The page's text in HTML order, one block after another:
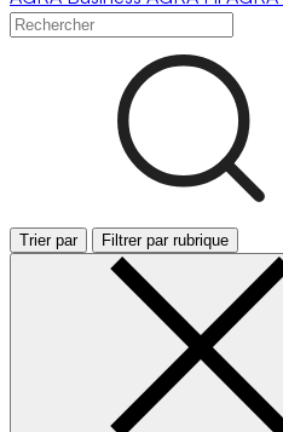
Trier par Filtrer par rubrique